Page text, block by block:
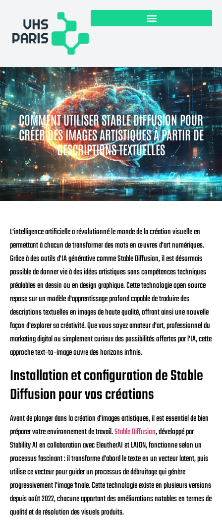
COMMENT UTILISER STABLE DIFFUSION POUR
CRÉER DES IMAGES ARTISTIQUES À PARTIR DE
DESCRIPTIONS TEXTUELLES
L'intelligence artificielle a révolutionné le monde de la création visuelle en
permettant à chacun de transformer des mots en œuvres d'art numériques.
Grâce à des outils d'IA générative comme Stable Diffusion, il est désormais
possible de donner vie à des idées artistiques sans compétences techniques
préalables en dessin ou en design graphique. Cette technologie open source
repose sur un modèle d'apprentissage profond capable de traduire des
descriptions textuelles en images de haute qualité, offrant ainsi une nouvelle
façon d'explorer sa créativité. Que vous soyez amateur d'art, professionnel du
marketing digital ou simplement curieux des possibilités offertes par l'IA, cette
approche text-to-image ouvre des horizons infinis.
Installation et configuration de Stable
Diffusion pour vos créations
Avant de plonger dans la création d'images artistiques, il est essentiel de bien
préparer votre environnement de travail.Stable Diffusion, développé par
Stability AI en collaboration avec EleutherAI et LAION, fonctionne selon un
processus fascinant : il transforme d'abord le texte en un vecteur latent, puis
utilise ce vecteur pour guider un processus de débruitage qui génère
progressivement l'image finale. Cette technologie existe en plusieurs versions
depuis août 2022, chacune apportant des améliorations notables en termes de
qualité et de résolution des visuels produits.